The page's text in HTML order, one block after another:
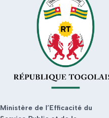
Ministère de l’Efficacité du